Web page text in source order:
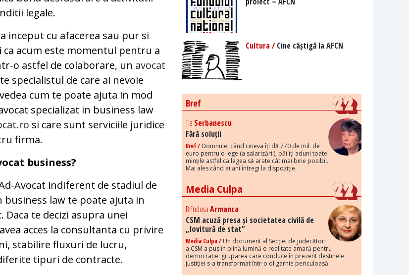
legale.
inceput cu afacerea sau pur si
ca acum este momentul pentru a
o astfel de colaborare, un avocat
specialistul de care ai nevoie
cum te poate ajuta in mod
specializat in business law
si care sunt serviciile juridice
firma.
business?
Avocat indiferent de stadiul de
business law te poate ajuta in
te decizi asupra unei
acces la consultanta cu privire
stabilire fluxuri de lucru,
tipuri de contracte.
Cultura /Cine câștigă la AFCN
Bref
Tia Serbanescu
Fără soluții
Bref / Domnule, când cineva îți dă 770 de mil. de
euro pentru o lege (a salarizării), păi îți aduni toate
mințile astfel ca legea să arate cât mai bine posibil.
Mai ales când ai ani întregi la dispoziție.
Media Culpa
BrîndușaArmanca
CSM acuză presa și societatea civilă de
„lovitură de stat”
Media Culpa / Un document al Secției de judecători
a CSM a pus în plină lumină o realitate amară pentru
democrație: gruparea care conduce în prezent destinele
justiției s-a transformat într-o oligarhie periculoasă.